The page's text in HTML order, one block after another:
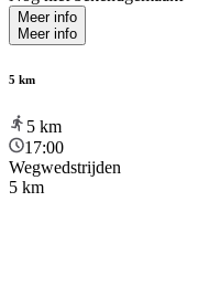
Meer info
Meer info
5 km
5 km
17:00
Wegwedstrijden
5 km